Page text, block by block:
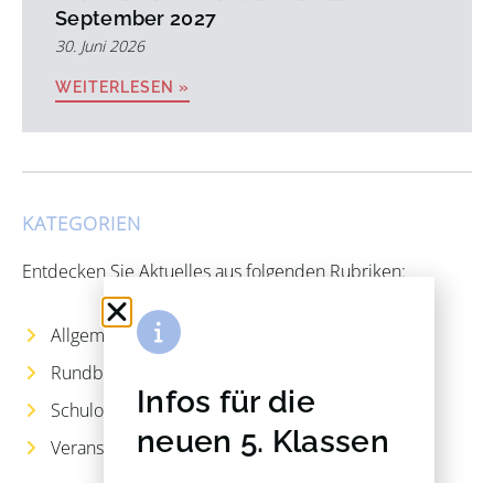
September 2027
30. Juni 2026
WEITERLESEN »
KATEGORIEN
Entdecken Sie Aktuelles aus folgenden Rubriken:
Allgemeines
Rundbrief
Schulorganisation
Veranstaltungen
Infos für die
neuen 5. Klassen